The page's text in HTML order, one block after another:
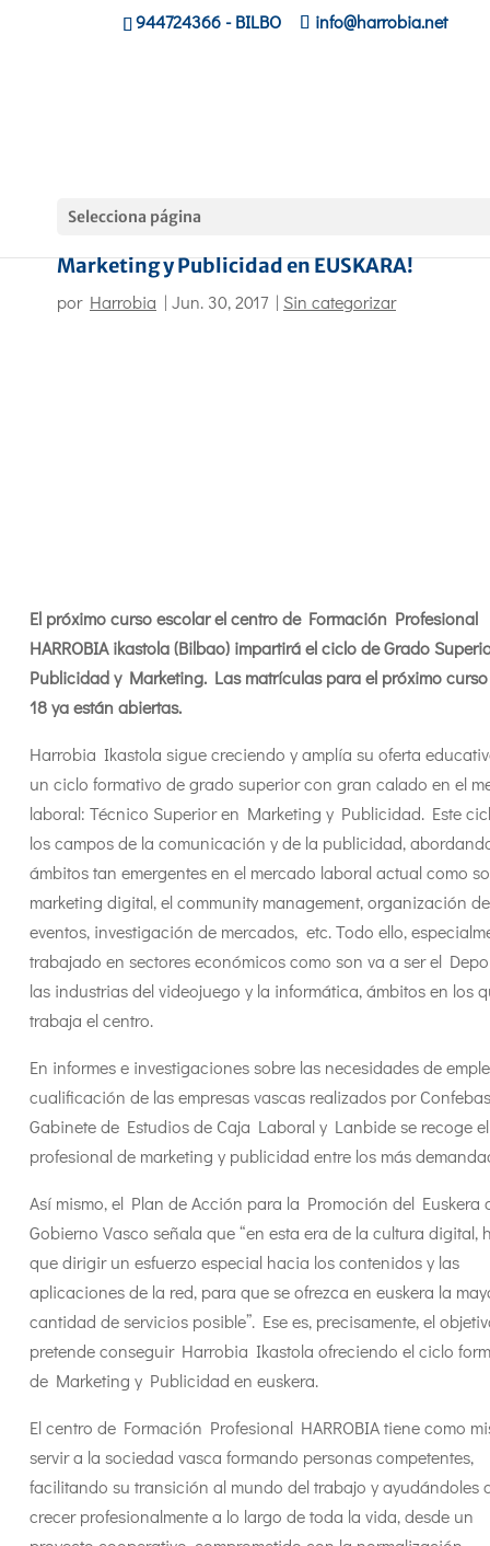
944724366- BILBO info@harrobia.net
Selecciona página
Marketing y Publicidad en EUSKARA!
por Harrobia | Jun. 30, 2017 | Sin categorizar
El próximo curso escolar el centro de Formación Profesional
HARROBIA ikastola (Bilbao) impartirá el ciclo de Grado
Publicidad y Marketing. Las matrículas para el próximo curso
18 ya están abiertas.
Harrobia Ikastola sigue creciendo y amplía su oferta
un ciclo formativo de grado superior con gran calado en el
laboral: Técnico Superior en Marketing y Publicidad. Este
los campos de la comunicación y de la publicidad,
ámbitos tan emergentes en el mercado laboral actual como
marketing digital, el community management, organización de
eventos, investigación de mercados, etc. Todo ello,
trabajado en sectores económicos como son va a ser el
las industrias del videojuego y la informática, ámbitos en los
trabaja el centro.
En informes e investigaciones sobre las necesidades de
cualificación de las empresas vascas realizados por
Gabinete de Estudios de Caja Laboral y Lanbide se recoge
profesional de marketing y publicidad entre los más
Así mismo, el Plan de Acción para la Promoción del Euskera
Gobierno Vasco señala que “en esta era de la cultura digital,
que dirigir un esfuerzo especial hacia los contenidos y las
aplicaciones de la red, para que se ofrezca en euskera la
cantidad de servicios posible”. Ese es, precisamente, el
pretende conseguir Harrobia Ikastola ofreciendo el ciclo
de Marketing y Publicidad en euskera.
El centro de Formación Profesional HARROBIA tiene como
servir a la sociedad vasca formando personas competentes,
facilitando su transición al mundo del trabajo y ayudándoles
crecer profesionalmente a lo largo de toda la vida, desde un